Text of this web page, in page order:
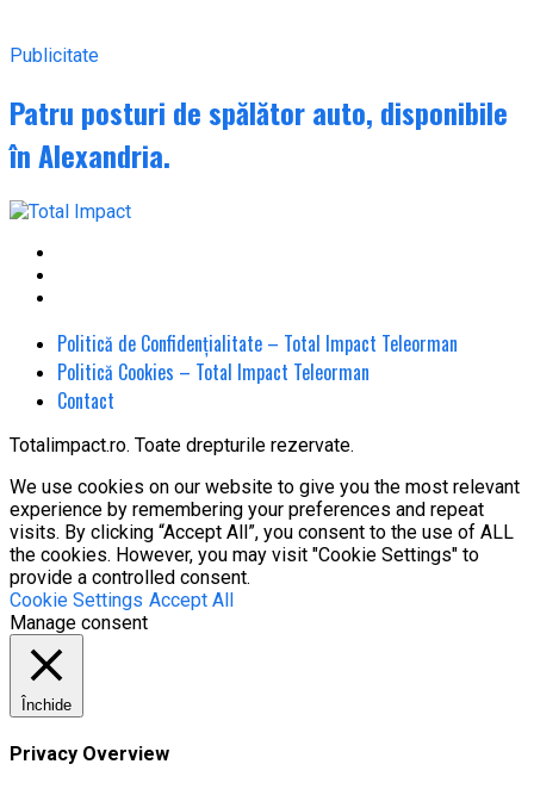
Publicitate
Patru posturi de spălător auto, disponibile
în Alexandria.
Politică de Confidențialitate – Total Impact Teleorman
Politică Cookies – Total Impact Teleorman
Contact
Totalimpact.ro. Toate drepturile rezervate.
We use cookies on our website to give you the most relevant
experience by remembering your preferences and repeat
visits. By clicking “Accept All”, you consent to the use of ALL
the cookies. However, you may visit "Cookie Settings" to
provide a controlled consent.
Cookie Settings Accept All
Manage consent
Închide
Privacy Overview